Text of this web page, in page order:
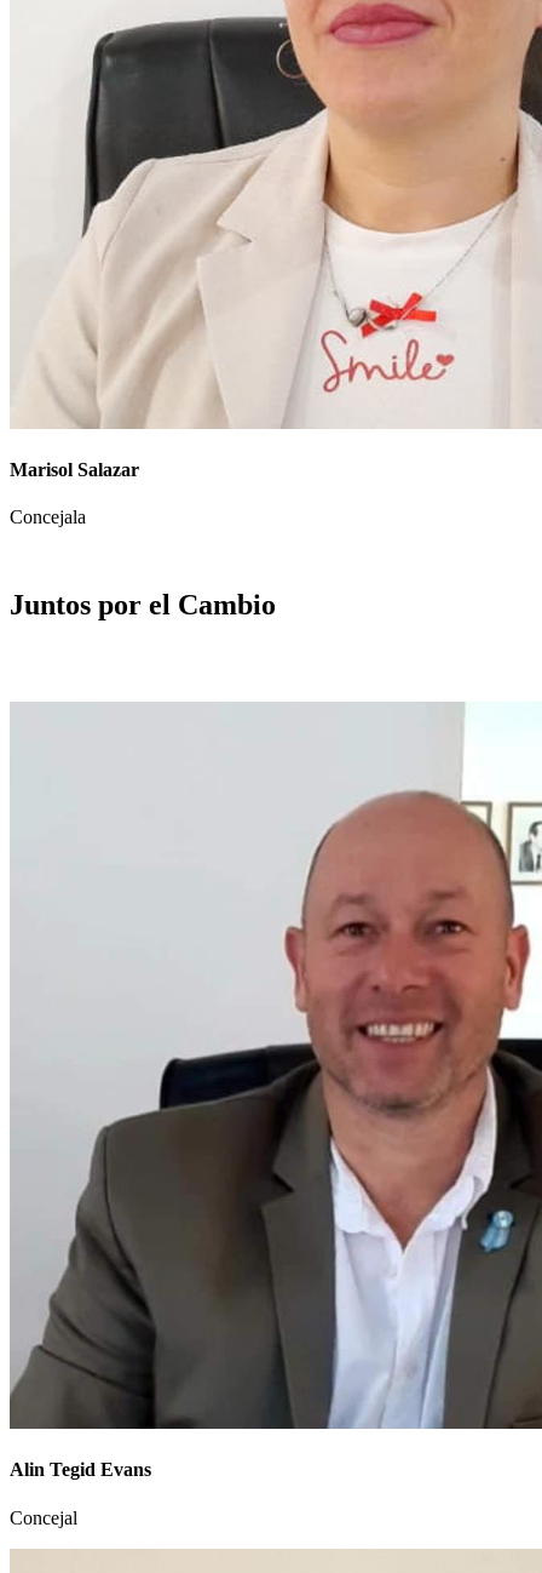
Marisol Salazar
Concejala
Juntos por el Cambio
Alin Tegid Evans
Concejal